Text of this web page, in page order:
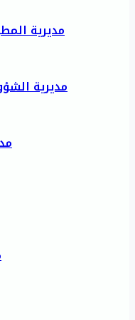
مديرية
مديرية